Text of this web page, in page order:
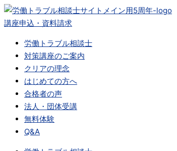
内
容
講座申込・資料請求
労働トラブル相談士
対策講座のご案内
クリアの理念
はじめての方へ
合格者の声
法人・団体受講
無料体験
Q&A